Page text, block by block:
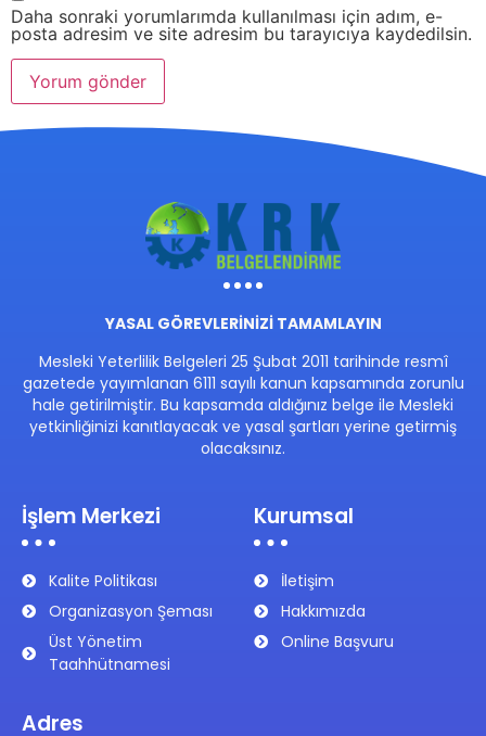
Daha sonraki yorumlarımda kullanılması için adım, e-
posta adresim ve site adresim bu tarayıcıya kaydedilsin.
YASAL GÖREVLERİNİZİ TAMAMLAYIN
Mesleki Yeterlilik Belgeleri 25 Şubat 2011 tarihinde resmî
gazetede yayımlanan 6111 sayılı kanun kapsamında zorunlu
hale getirilmiştir. Bu kapsamda aldığınız belge ile Mesleki
yetkinliğinizi kanıtlayacak ve yasal şartları yerine getirmiş
olacaksınız.
İşlem Merkezi
Kalite Politikası
Organizasyon Şeması
Üst Yönetim
Taahhütnamesi
Kurumsal
İletişim
Hakkımızda
Online Başvuru
Adres